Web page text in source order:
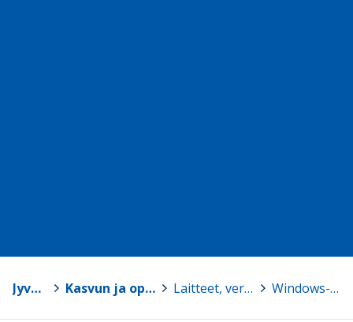
Jyväskylä Kasvun ja oppimisen TVT-tuki > Laitteet, verkot ja tunnukset > Windows-laitteet